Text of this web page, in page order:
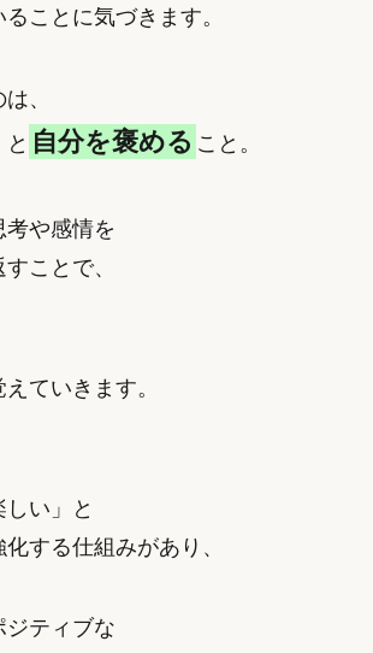
ことに気づきます。
、
と 自分を褒める こと。
考や感情を
ことで、
ていきます。
しい」と
する仕組みがあり、
ジティブな